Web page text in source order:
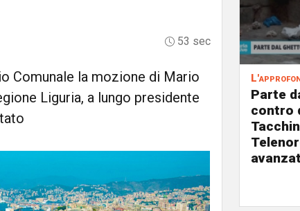
53 sec
Comunale la mozione di Mario
Liguria, a lungo presidente
Parte
contro